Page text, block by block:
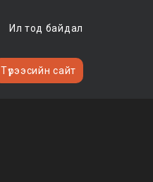
Ил тод байдал
Түрээсийн сайт